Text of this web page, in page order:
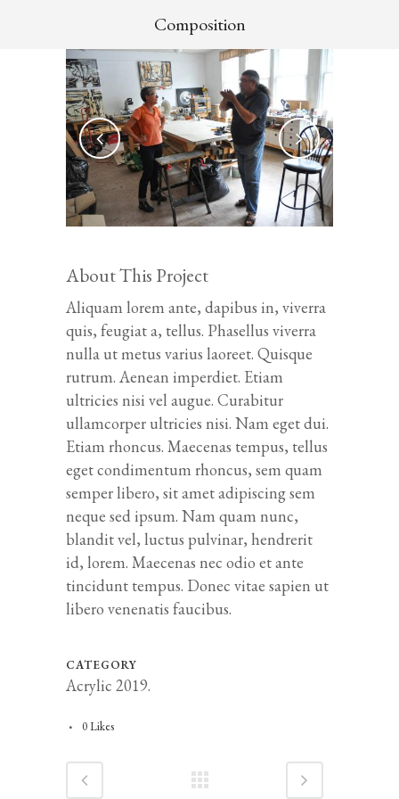
Composition
About This Project
Aliquam lorem ante, dapibus in, viverra
quis, feugiat a, tellus. Phasellus viverra
nulla ut metus varius laoreet. Quisque
rutrum. Aenean imperdiet. Etiam
ultricies nisi vel augue. Curabitur
ullamcorper ultricies nisi. Nam eget dui.
Etiam rhoncus. Maecenas tempus, tellus
eget condimentum rhoncus, sem quam
semper libero, sit amet adipiscing sem
neque sed ipsum. Nam quam nunc,
blandit vel, luctus pulvinar, hendrerit
id, lorem. Maecenas nec odio et ante
tincidunt tempus. Donec vitae sapien ut
libero venenatis faucibus.
CATEGORY
Acrylic 2019.
0Likes